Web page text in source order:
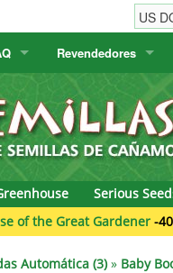
Positronics
Prana Medical
Pyramid Seeds
Resin Seeds
Ripper Seeds
Revendedores
E-MAIL
CONTRASEÑA
Serious
Great Gardener-40%
Automática (3)» Baby